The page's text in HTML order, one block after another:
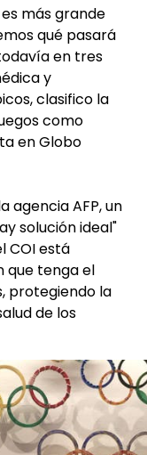
más grande
qué pasará
en tres
y
clasifico la
como
en Globo
agencia AFP, un
solución ideal"
COI está
que tenga el
protegiendo la
de los